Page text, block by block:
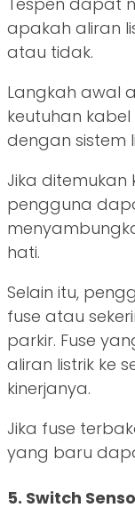
apakah aliran
atau tidak.
Langkah awal
keutuhan
dengan sistem
Jika
pengguna
hati.
Selain itu,
fuse atau
parkir. Fuse
aliran listrik ke
kinerjanya.
Jika fuse
yang baru
5. Switch